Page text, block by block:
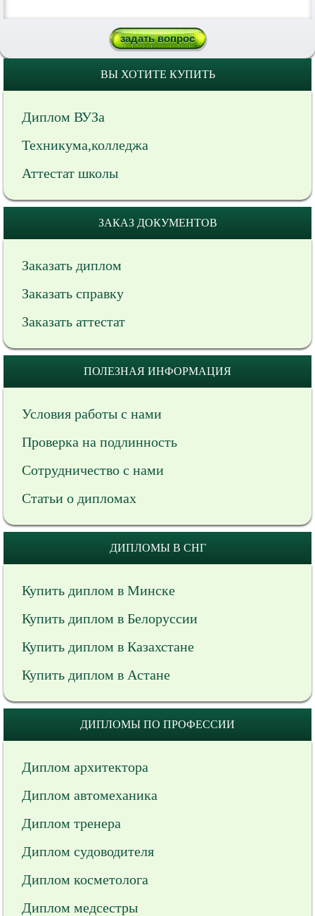
ВЫ ХОТИТЕ КУПИТЬ
Диплом ВУЗа
Техникума,колледжа
Аттестат школы
ЗАКАЗ ДОКУМЕНТОВ
Заказать диплом
Заказать справку
Заказать аттестат
ПОЛЕЗНАЯ ИНФОРМАЦИЯ
Условия работы с нами
Проверка на подлинность
Сотрудничество с нами
Статьи о дипломах
ДИПЛОМЫ В СНГ
Купить диплом в Минске
Купить диплом в Белоруссии
Купить диплом в Казахстане
Купить диплом в Астане
ДИПЛОМЫ ПО ПРОФЕССИИ
Диплом архитектора
Диплом автомеханика
Диплом тренера
Диплом судоводителя
Диплом косметолога
Диплом медсестры